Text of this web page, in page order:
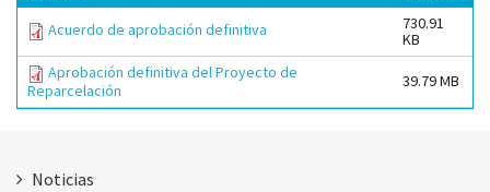
Acuerdo de aprobación definitiva
730.91
KB
Aprobación definitiva del Proyecto de
Reparcelación
39.79 MB
Noticias